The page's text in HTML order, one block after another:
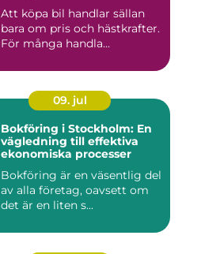
Att köpa bil handlar sällan
bara om pris och hästkrafter.
För många handla...
09. jul
Bokföring i Stockholm: En
vägledning till effektiva
ekonomiska processer
Bokföring är en väsentlig del
av alla företag, oavsett om
det är en liten s...